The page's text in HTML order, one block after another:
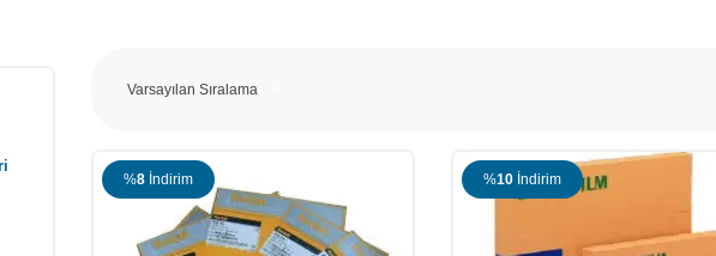
%8 İndirim %10 İndirim